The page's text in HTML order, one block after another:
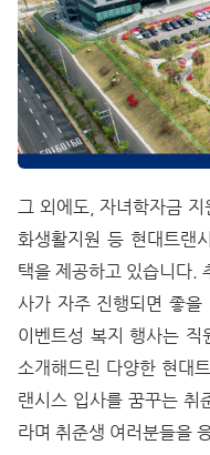
그 외에도, 자녀학자금
화생활지원 등 현대트랜
택을 제공하고 있습니다.
사가 자주 진행되면 좋
이벤트성 복지 행사는
소개해드린 다양한 현대
랜시스 입사를 꿈꾸는 취
라며 취준생 여러분들을